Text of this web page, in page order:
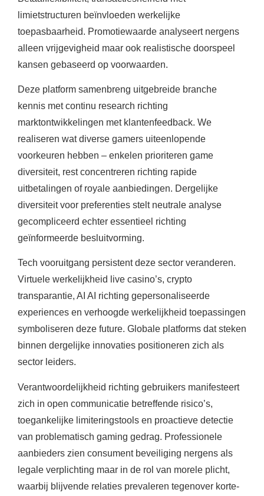
limietstructuren beïnvloeden werkelijke
toepasbaarheid. Promotiewaarde analyseert nergens
alleen vrijgevigheid maar ook realistische doorspeel
kansen gebaseerd op voorwaarden.
Deze platform samenbreng uitgebreide branche
kennis met continu research richting
marktontwikkelingen met klantenfeedback. We
realiseren wat diverse gamers uiteenlopende
voorkeuren hebben – enkelen prioriteren game
diversiteit, rest concentreren richting rapide
uitbetalingen of royale aanbiedingen. Dergelijke
diversiteit voor preferenties stelt neutrale analyse
gecompliceerd echter essentieel richting
geïnformeerde besluitvorming.
Tech vooruitgang persistent deze sector veranderen.
Virtuele werkelijkheid live casino’s, crypto
transparantie, AI AI richting gepersonaliseerde
experiences en verhoogde werkelijkheid toepassingen
symboliseren deze future. Globale platforms dat steken
binnen dergelijke innovaties positioneren zich als
sector leiders.
Verantwoordelijkheid richting gebruikers manifesteert
zich in open communicatie betreffende risico’s,
toegankelijke limiteringstools en proactieve detectie
van problematisch gaming gedrag. Professionele
aanbieders zien consument beveiliging nergens als
legale verplichting maar in de rol van morele plicht,
waarbij blijvende relaties prevaleren tegenover korte-